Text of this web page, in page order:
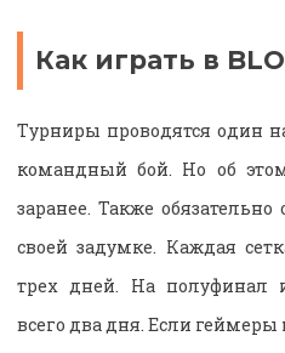
Как играть в
Турниры проводятся один
командный бой. Но об этом
заранее. Также
своей задумке. Каждая
трех дней. На полуфинал
всего два дня. Если геймеры